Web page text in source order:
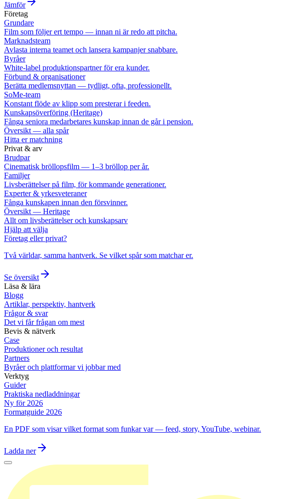
Jämför
Företag
Grundare
Film som följer ert tempo — innan ni är redo att pitcha.
Marknadsteam
Avlasta interna teamet och lansera kampanjer snabbare.
Byråer
White-label produktionspartner för era kunder.
Förbund & organisationer
Berätta medlemsnyttan — tydligt, ofta, professionellt.
SoMe-team
Konstant flöde av klipp som presterar i feeden.
Kunskapsöverföring (Heritage)
Fånga seniora medarbetares kunskap innan de går i pension.
Översikt — alla spår
Hitta er matchning
Privat & arv
Brudpar
Cinematisk bröllopsfilm — 1–3 bröllop per år.
Familjer
Livsberättelser på film, för kommande generationer.
Experter & yrkesveteraner
Fånga kunskapen innan den försvinner.
Översikt — Heritage
Allt om livsberättelser och kunskapsarv
Hjälp att välja
Företag eller privat?
Två världar, samma hantverk. Se vilket spår som matchar er.
Se översikt
Läsa & lära
Blogg
Artiklar, perspektiv, hantverk
Frågor & svar
Det vi får frågan om mest
Bevis & nätverk
Case
Produktioner och resultat
Partners
Byråer och plattformar vi jobbar med
Verktyg
Guider
Praktiska nedladdningar
Ny för 2026
Formatguide 2026
En PDF som visar vilket format som funkar var — feed, story, YouTube, webinar.
Ladda ner